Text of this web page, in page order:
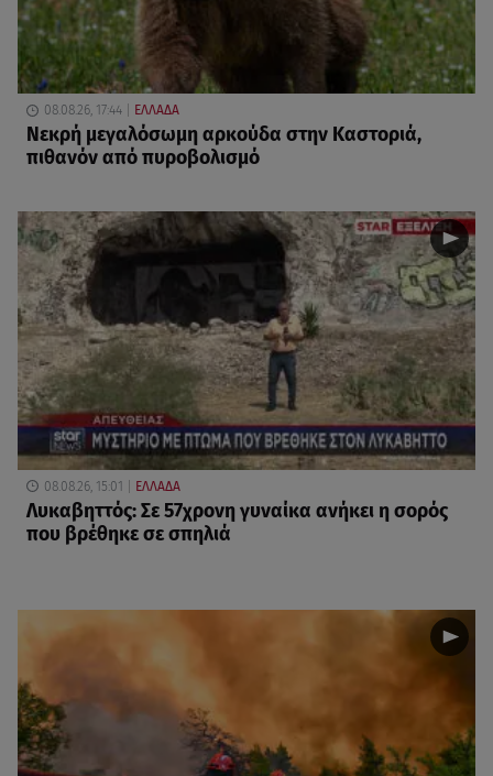
08.08.26, 17:44 ΕΛΛΑΔΑ
Νεκρή μεγαλόσωμη αρκούδα στην Καστοριά,
πιθανόν από πυροβολισμό
08.08.26, 15:01 ΕΛΛΑΔΑ
Λυκαβηττός: Σε 57χρονη γυναίκα ανήκει η σορός
που βρέθηκε σε σπηλιά